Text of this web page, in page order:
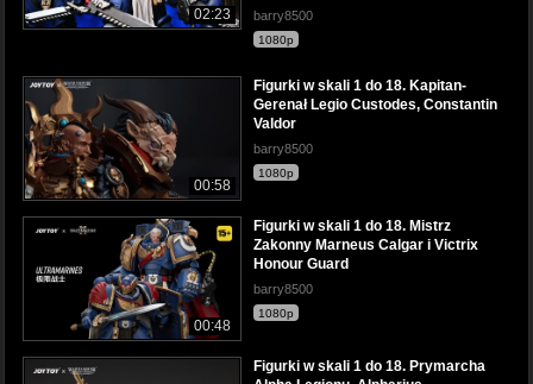
02:23 barry8500
1080p
00:58
Figurki w skali 1 do 18. Kapitan-
Gerenał Legio Custodes, Constantin
Valdor
barry8500
1080p
00:48
Figurki w skali 1 do 18. Mistrz
Zakonny Marneus Calgar i Victrix
Honour Guard
barry8500
1080p
Figurki w skali 1 do 18. Prymarcha